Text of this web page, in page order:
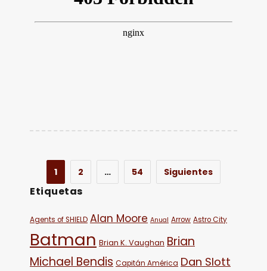
1 2 … 54 Siguientes
Etiquetas
Agents of SHIELD Alan Moore Anual Arrow Astro City
Batman Brian K. Vaughan Brian
Michael Bendis Capitán América Dan Slott